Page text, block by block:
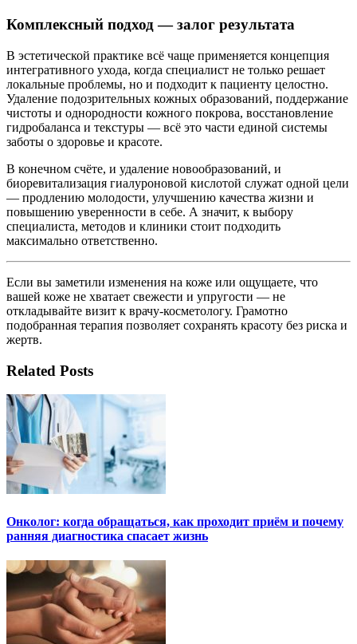
Комплексный подход — залог результата
В эстетической практике всё чаще применяется концепция
интегративного ухода, когда специалист не только решает
локальные проблемы, но и подходит к пациенту целостно.
Удаление подозрительных кожных образований, поддержание
чистоты и однородности кожного покрова, восстановление
гидробаланса и текстуры — всё это части единой системы
заботы о здоровье и красоте.
В конечном счёте, и удаление новообразований, и
биоревитализация гиалуроновой кислотой служат одной цели
— продлению молодости, улучшению качества жизни и
повышению уверенности в себе. А значит, к выбору
специалиста, методов и клиники стоит подходить
максимально ответственно.
Если вы заметили изменения на коже или ощущаете, что
вашей коже не хватает свежести и упругости — не
откладывайте визит к врачу-косметологу. Грамотно
подобранная терапия позволяет сохранять красоту без риска и
жертв.
Related Posts
Онколог: когда обращаться, как проходит приём и почему
ранняя диагностика спасает жизнь